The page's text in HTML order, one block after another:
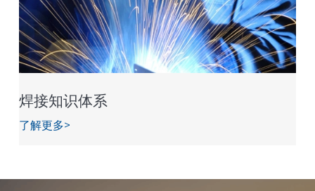
焊接知识体系
了解更多>